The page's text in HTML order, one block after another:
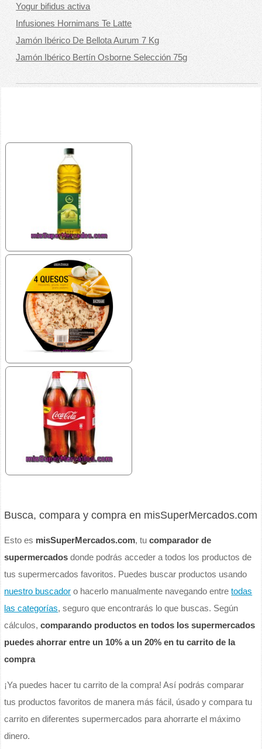
Yogur bifidus activa
Infusiones Hornimans Te Latte
Jamón Ibérico De Bellota Aurum 7 Kg
Jamón Ibérico Bertín Osborne Selección 75g
Busca, compara y compra en misSuperMercados.com
Esto es misSuperMercados.com, tucomparador de
supermercados donde podrás acceder a todos los productos de
tus supermercados favoritos. Puedes buscar productos usando
nuestro buscador o hacerlo manualmente navegando entretodas
las categorías, seguro que encontrarás lo que buscas. Según
cálculos,comparando productos en todos los supermercados
puedes ahorrar entre un 10% a un 20% en tu carrito de la
compra
¡Ya puedes hacer tu carrito de la compra! Así podrás comparar
tus productos favoritos de manera más fácil, úsado y compara tu
carrito en diferentes supermercados para ahorrarte el máximo
dinero.